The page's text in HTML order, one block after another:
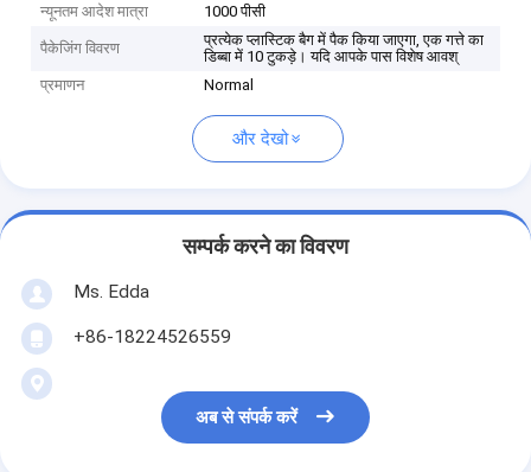
न्यूनतम आदेश मात्रा
1000 पीसी
पैकेजिंग विवरण
प्रत्येक प्लास्टिक बैग में पैक किया जाएगा, एक गत्ते का
डिब्बा में 10 टुकड़े। यदि आपके पास विशेष आवश्
प्रमाणन
Normal
और देखो
सम्पर्क करने का विवरण
Ms. Edda
+86-18224526559
अब से संपर्क करें